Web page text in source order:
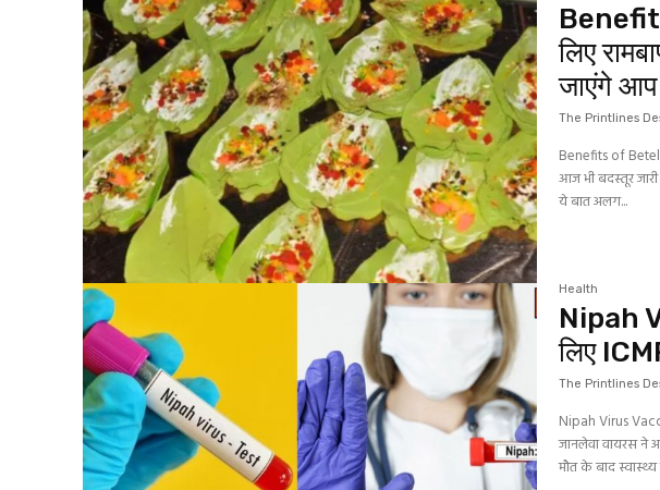
लिए
जाएंगे आप
The Printlines
Benefits of Betel
आज भी बदस्तूर
ये बात अलग...
Health
Nipah
लिए
The Printlines
Nipah Virus
जानलेवा वायरस ने
मौत के बाद स्वास्थ्य